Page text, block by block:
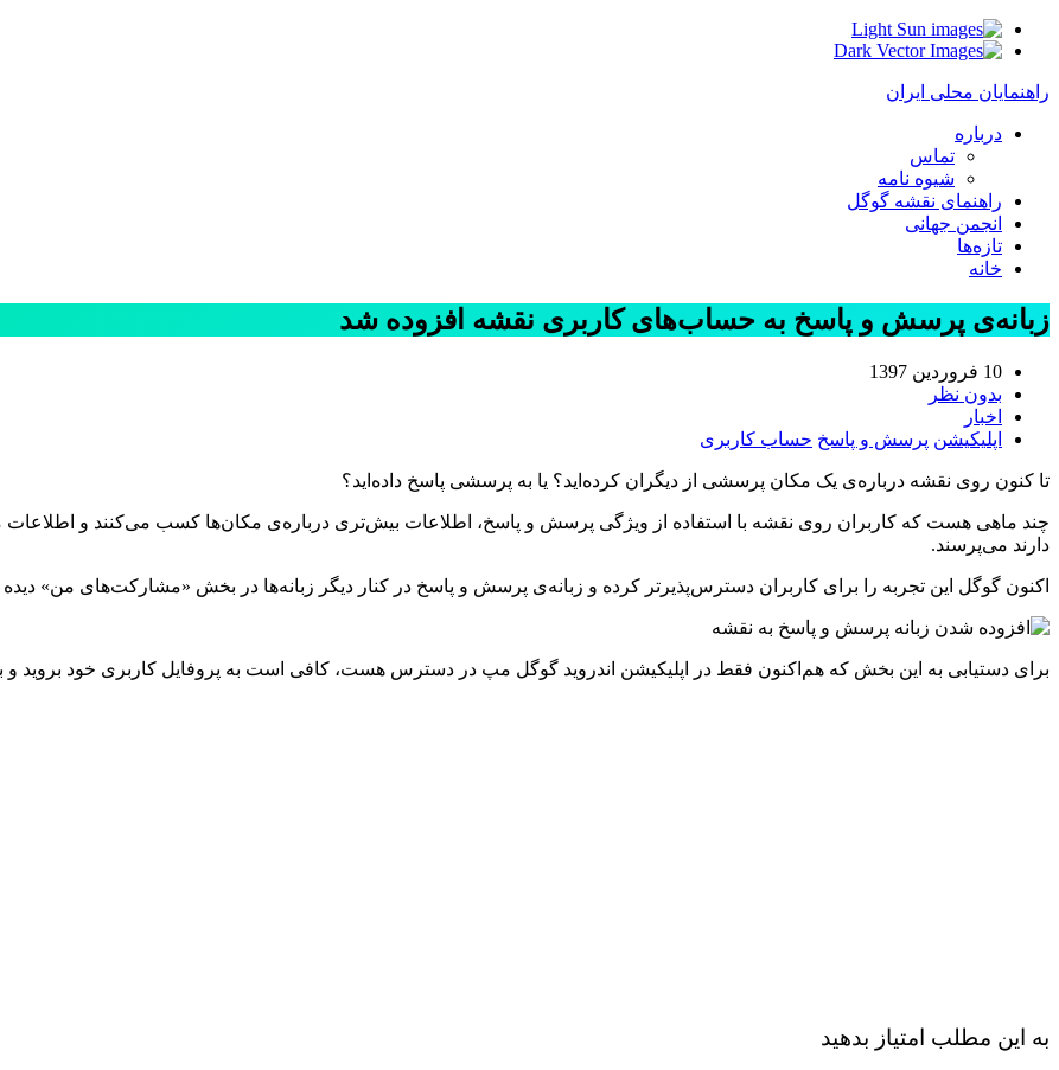
Light
Dark
راهنمایان محلی ایران
درباره
تماس
شیوه نامه
راهنمای نقشه گوگل
انجمن جهانی
تازه‌ها
خانه
زبانه‌ی پرسش و پاسخ به حساب‌های کاربری نقشه افزوده شد
10 فروردین 1397
بدون نظر
اخبار
اپلیکیشن پرسش و پاسخ حساب کاربری
تا کنون روی نقشه درباره‌ی یک مکان پرسشی از دیگران کرده‌اید؟ یا به پرسشی پاسخ داده‌اید؟
چند ماهی هست که کاربران روی نقشه با استفاده از ویژگی پرسش و پاسخ، اطلاعات بیش‌تری درباره‌ی مکان‌ها کسب می‌کنند و اطلاعات
دارند می‌پرسند.
اکنون گوگل این تجربه را برای کاربران دسترس‌پذیرتر کرده و زبانه‌ی پرسش و پاسخ در کنار دیگر زبانه‌ها در بخش «مشارکت‌های من»
برای دستیابی به این بخش که هم‌اکنون فقط در اپلیکیشن اندروید گوگل مپ در دسترس هست، کافی است به پروفایل کاربری خود بروید
به این مطلب امتیاز بدهید